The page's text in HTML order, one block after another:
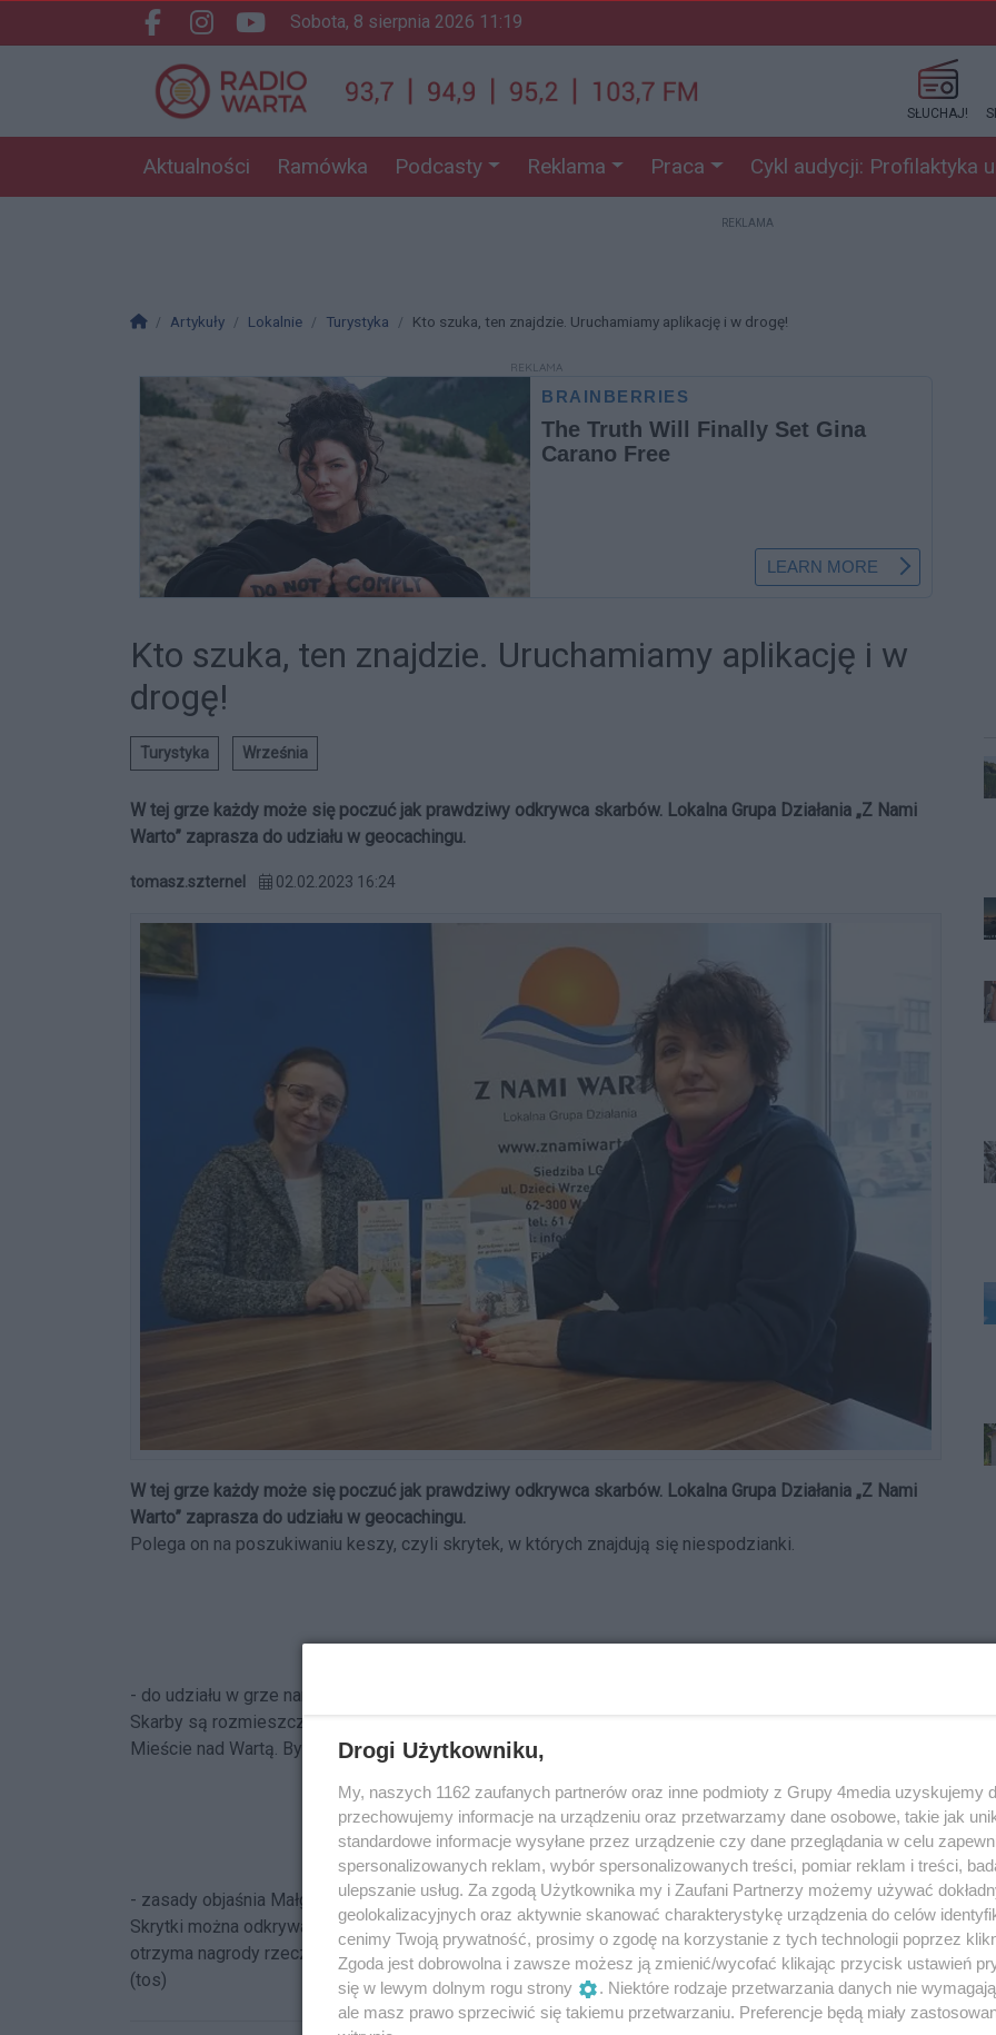
Facebook.com
Instagram.com
Youtube.com
sobota, 8 sierpnia 2026 11:19
SŁUCHAJ!
Aktualności Ramówka Podcasty Reklama Praca Cykl audycji: Profilaktyka
REKLAMA
Strona główna
Artykuły Lokalnie Turystyka Kto szuka, ten znajdzie. Uruchamiamy aplikację i w drogę!
REKLAMA
Kto szuka, ten znajdzie. Uruchamiamy aplikację i w
drogę!
Turystyka Września
W tej grze każdy może się poczuć jak prawdziwy odkrywca skarbów. Lokalna Grupa Działania „Z Nami
Warto” zaprasza do udziału w geocachingu.
tomasz.szternel 02.02.2023 16:24
W tej grze każdy może się poczuć jak prawdziwy odkrywca skarbów. Lokalna Grupa Działania „Z Nami
Warto” zaprasza do udziału w geocachingu.
Polega on na poszukiwaniu keszy, czyli skrytek, w których znajdują się niespodzianki.
- do udziału w grze namawia kierowniczka biura LGD Małgorzata Lisiecka.
Skarby są rozmieszczone w różnych zakątkach powiatu wrzesińskiego, ale także w Żerkowie i Nowym
Mieście nad Wartą. By je znaleźć wystarczy telefon komórkowy.
- zasady objaśnia Małgorzata Jakubowska z biura LGD.
Skrytki można odkrywać dla przyjemności, ale i dla nagród. Pierwsze 30 osób, które je skompletują
otrzyma nagrody rzeczowe. Warunkiem jest pokazanie aplikacji wraz z odznaczonymi znaleziskami.
(tos)
Drogi Użytkowniku,
My, naszych 1162 zaufanych partnerów oraz inne podmioty z Grupy 4media uzyskujemy
przechowujemy informacje na urządzeniu oraz przetwarzamy dane osobowe, takie jak
standardowe informacje wysyłane przez urządzenie czy dane przeglądania w celu
spersonalizowanych reklam, wybór spersonalizowanych treści, pomiar reklam i treści,
ulepszanie usług. Za zgodą Użytkownika my i Zaufani Partnerzy możemy używać
geolokalizacyjnych oraz aktywnie skanować charakterystykę urządzenia do celów
cenimy Twoją prywatność, prosimy o zgodę na korzystanie z tych technologii poprzez
Zgoda jest dobrowolna i zawsze możesz ją zmienić/wycofać klikając przycisk ustawień
się w lewym dolnym rogu strony
. Niektóre rodzaje przetwarzania danych nie
ale masz prawo sprzeciwić się takiemu przetwarzaniu. Preferencje będą miały